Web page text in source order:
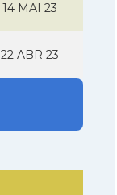
14 MAI 23
22 ABR 23